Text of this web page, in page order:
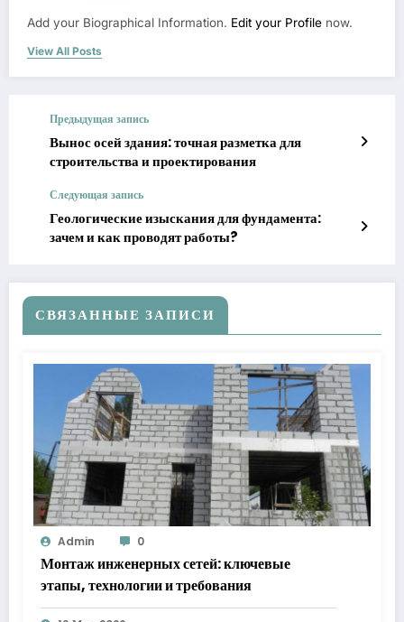
Add your Biographical Information. Edit your Profile now.
View All Posts
Предыдущая запись
Вынос осей здания: точная разметка для
строительства и проектирования
Следующая запись
Геологические изыскания для фундамента:
зачем и как проводят работы?
СВЯЗАННЫЕ ЗАПИСИ
Admin 0
Монтаж инженерных сетей: ключевые
этапы, технологии и требования